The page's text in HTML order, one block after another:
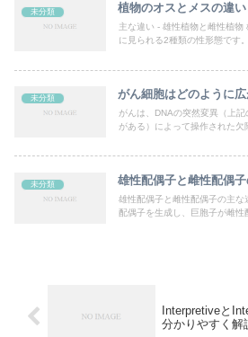
未分類 植物のオスとメスの違
主な違い - 雄性植物と雌性植物
に見られる2種類の性形態です
未分類 がん細胞はどのように
がんは、DNAの突然変異（上
がある）によって操作された欠
未分類 雄性配偶子と雌性配偶
雄性配偶子と雌性配偶子の主
配偶子を生成し、巨胞子が雌性
Interpretiveと
分かりやすく解